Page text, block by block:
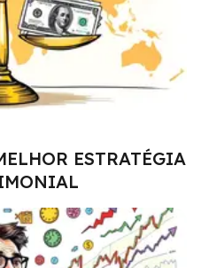
ESTRATÉGIA